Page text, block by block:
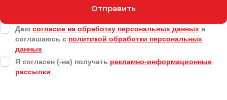
Отправить
Даю согласие на обработку персональных данных
соглашаюсь с политикой обработки персональных
данных
Я согласен (-на) получать рекламно-информационные
рассылки